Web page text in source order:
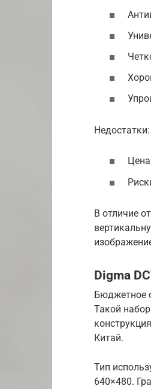
Недостатки:
В отличие
Digma
Бюджетное
Такой
Китай.
Тип
640×480.